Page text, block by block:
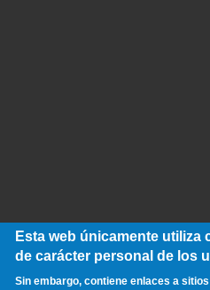
Esta web únicamente
de carácter personal de los
Sin embargo, contiene enlaces a